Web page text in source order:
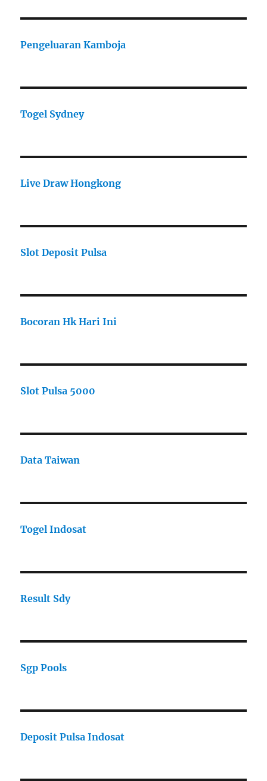
Pengeluaran Kamboja
Togel Sydney
Live Draw Hongkong
Slot Deposit Pulsa
Bocoran Hk Hari Ini
Slot Pulsa 5000
Data Taiwan
Togel Indosat
Result Sdy
Sgp Pools
Deposit Pulsa Indosat